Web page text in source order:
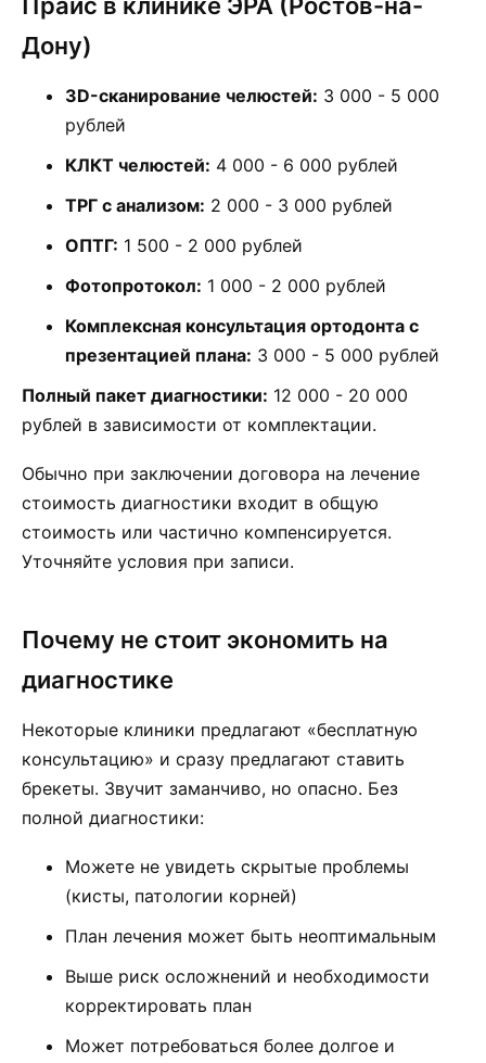
Дону)
3D-сканирование челюстей: 3 000 - 5 000
рублей
КЛКТ челюстей: 4 000 - 6 000 рублей
ТРГ с анализом: 2 000 - 3 000 рублей
ОПТГ: 1 500 - 2 000 рублей
Фотопротокол: 1 000 - 2 000 рублей
Комплексная консультация ортодонта с
презентацией плана: 3 000 - 5 000 рублей
Полный пакет диагностики: 12 000 - 20 000
рублей в зависимости от комплектации.
Обычно при заключении договора на лечение
стоимость диагностики входит в общую
стоимость или частично компенсируется.
Уточняйте условия при записи.
Почему не стоит экономить на
диагностике
Некоторые клиники предлагают «бесплатную
консультацию» и сразу предлагают ставить
брекеты. Звучит заманчиво, но опасно. Без
полной диагностики:
Можете не увидеть скрытые проблемы
(кисты, патологии корней)
План лечения может быть неоптимальным
Выше риск осложнений и необходимости
корректировать план
Может потребоваться более долгое и